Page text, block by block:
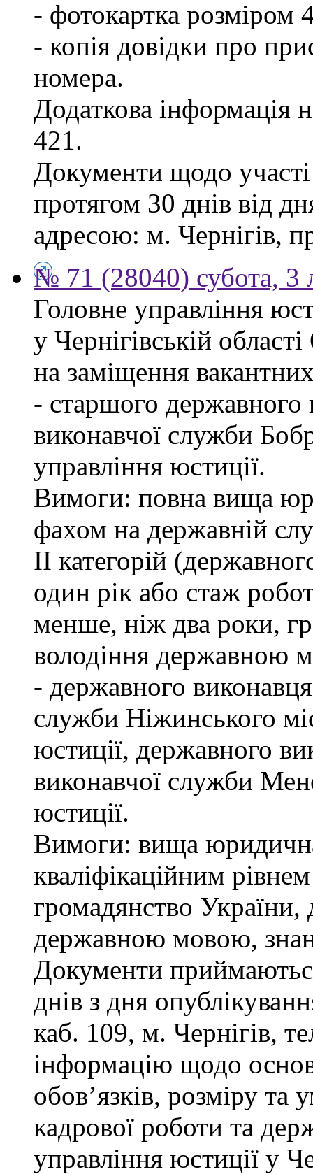
- фотокартка розміром
- копія довідки про
номера.
Додаткова інформація
421.
Документи щодо
протягом 30 днів від
адресою: м. Чернігів,
№ 71 (28040) субота, 3
Головне управління
у Чернігівській
на заміщення
- старшого державного
виконавчої служби
управління юстиції.
Вимоги: повна вища
фахом на державній
II категорій
один рік або стаж
менше, ніж два роки,
володіння державною
- державного
служби Ніжинського
юстиції, державного
виконавчої служби
юстиції.
Вимоги: вища юридична
кваліфікаційним
громадянство України,
державною мовою,
Документи
днів з дня
каб. 109, м. Чернігів,
інформацію щодо
обов’язків, розміру та
кадрової роботи та
управління юстиції у